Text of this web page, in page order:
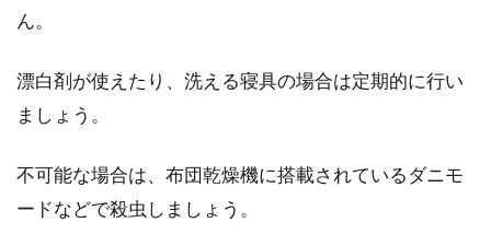
ん。
漂白剤が使えたり、洗える寝具の場合は定期的に行い
ましょう。
不可能な場合は、布団乾燥機に搭載されているダニモ
ードなどで殺虫しましょう。